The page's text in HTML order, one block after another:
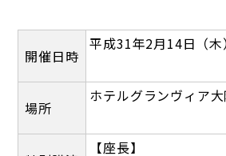
開催日時
平成31年2月14日（
場所
ホテルグランヴィ
【座長】